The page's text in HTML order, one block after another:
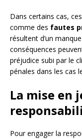
Dans certains cas,
comme des fautes
résultent d’un
conséquences
préjudice subi par le
pénales dans les cas
La mise en
Pour engager la